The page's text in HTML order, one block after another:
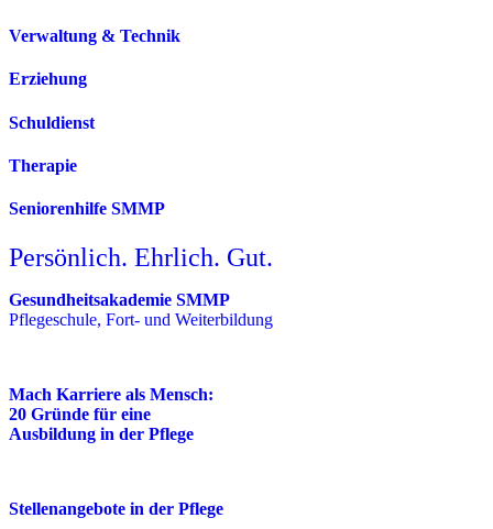
Verwaltung & Technik
Erziehung
Schuldienst
Therapie
Seniorenhilfe SMMP
Persönlich. Ehrlich. Gut.
Gesundheitsakademie SMMP
Pflegeschule, Fort- und Weiterbildung
Mach Karriere als Mensch:
20 Gründe für eine
Ausbildung in der Pflege
Stellenangebote in der Pflege